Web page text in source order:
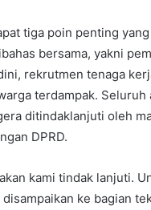
tiga poin penting
bersama, yakni
rekrutmen tenaga
terdampak. Seluruh
ditindaklanjuti oleh
DPRD.
kami tindak lanjuti.
ke bagian